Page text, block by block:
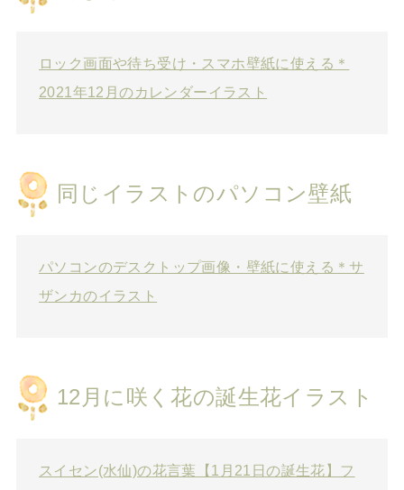
ロック画面や待ち受け・スマホ壁紙に使える＊
2021年12月のカレンダーイラスト
同じイラストのパソコン壁紙
パソコンのデスクトップ画像・壁紙に使える＊サ
ザンカのイラスト
12月に咲く花の誕生花イラスト
スイセン(水仙)の花言葉【1月21日の誕生花】フ